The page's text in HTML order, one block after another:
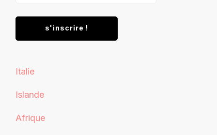
Italie
Islande
Afrique